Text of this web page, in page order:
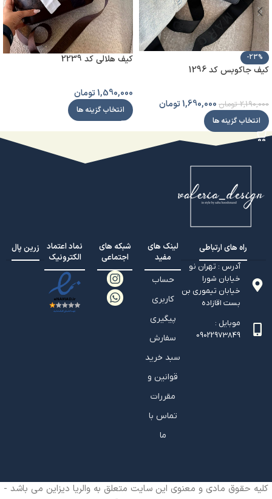
-23%
کیف جاکوبس کد 1296
2,190,000 تومان 1,690,000تومان
انتخاب گزینه ها
کیف هلالی کد 2239
1,590,000تومان
انتخاب گزینه ها
راه های ارتباطی
آدرس : تهران نو
خیابان شورا
خیابان تيموري بن
بست اقازاده
موبایل :
09022973849
لینک های
مفید
حساب
کاربری
پیگیری
سفارش
سبد خرید
قوانین و
مقررات
تماس با
ما
شبکه های
اجتماعی
نماد اعتماد
الکترونیک
زرین پال
کلیه حقوق مادی و معنوی این سایت متعلق به والریا دیزاین می باشد -